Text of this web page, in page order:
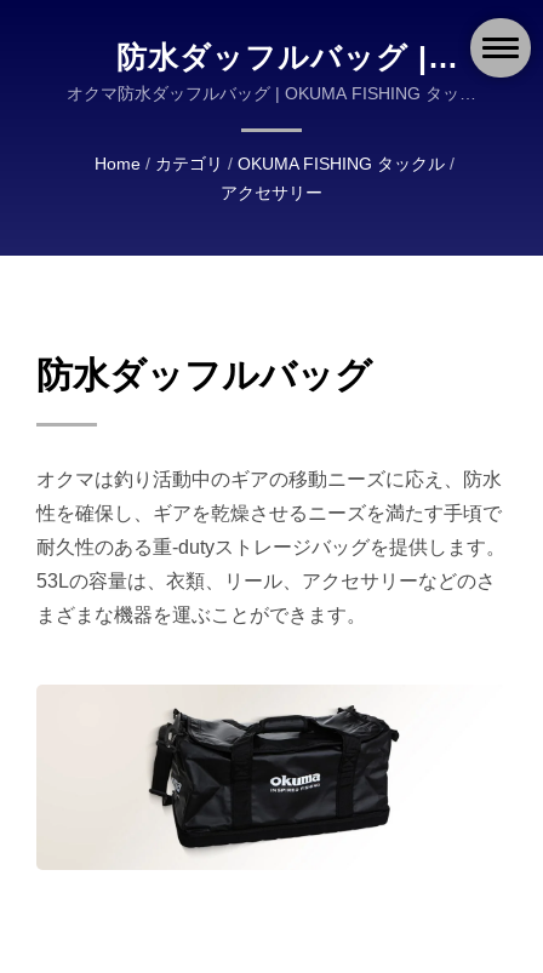
防水ダッフルバッグ |
OKUMA FISHING: 世界中の
釣り人のための耐久性と信
頼性のある機器
オクマ防水ダッフルバッグ | OKUMA FISHING タック
界的なリーダーです。
Home / カテゴリ / OKUMA FISHING タックル /
アクセサリー
防水ダッフルバッグ
オクマは釣り活動中のギアの移動ニーズに応え、防水
性を確保し、ギアを乾燥させるニーズを満たす手頃で
耐久性のある重-dutyストレージバッグを提供します。
53Lの容量は、衣類、リール、アクセサリーなどのさ
まざまな機器を運ぶことができます。